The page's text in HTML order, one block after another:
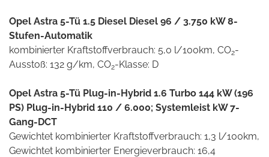
Opel Astra 5-Tü 1.5 Diesel Diesel 96 / 3.750 kW 8-
Stufen-Automatik
kombinierter Kraftstoffverbrauch: 5,0 l/100km, CO2-
Ausstoß: 132 g/km, CO2-Klasse: D
Opel Astra 5-Tü Plug-in-Hybrid 1.6 Turbo 144 kW (196
PS) Plug-in-Hybrid 110 / 6.000; Systemleist kW 7-
Gang-DCT
Gewichtet kombinierter Kraftstoffverbrauch: 1,3 l/100km,
Gewichtet kombinierter Energieverbrauch: 16,4